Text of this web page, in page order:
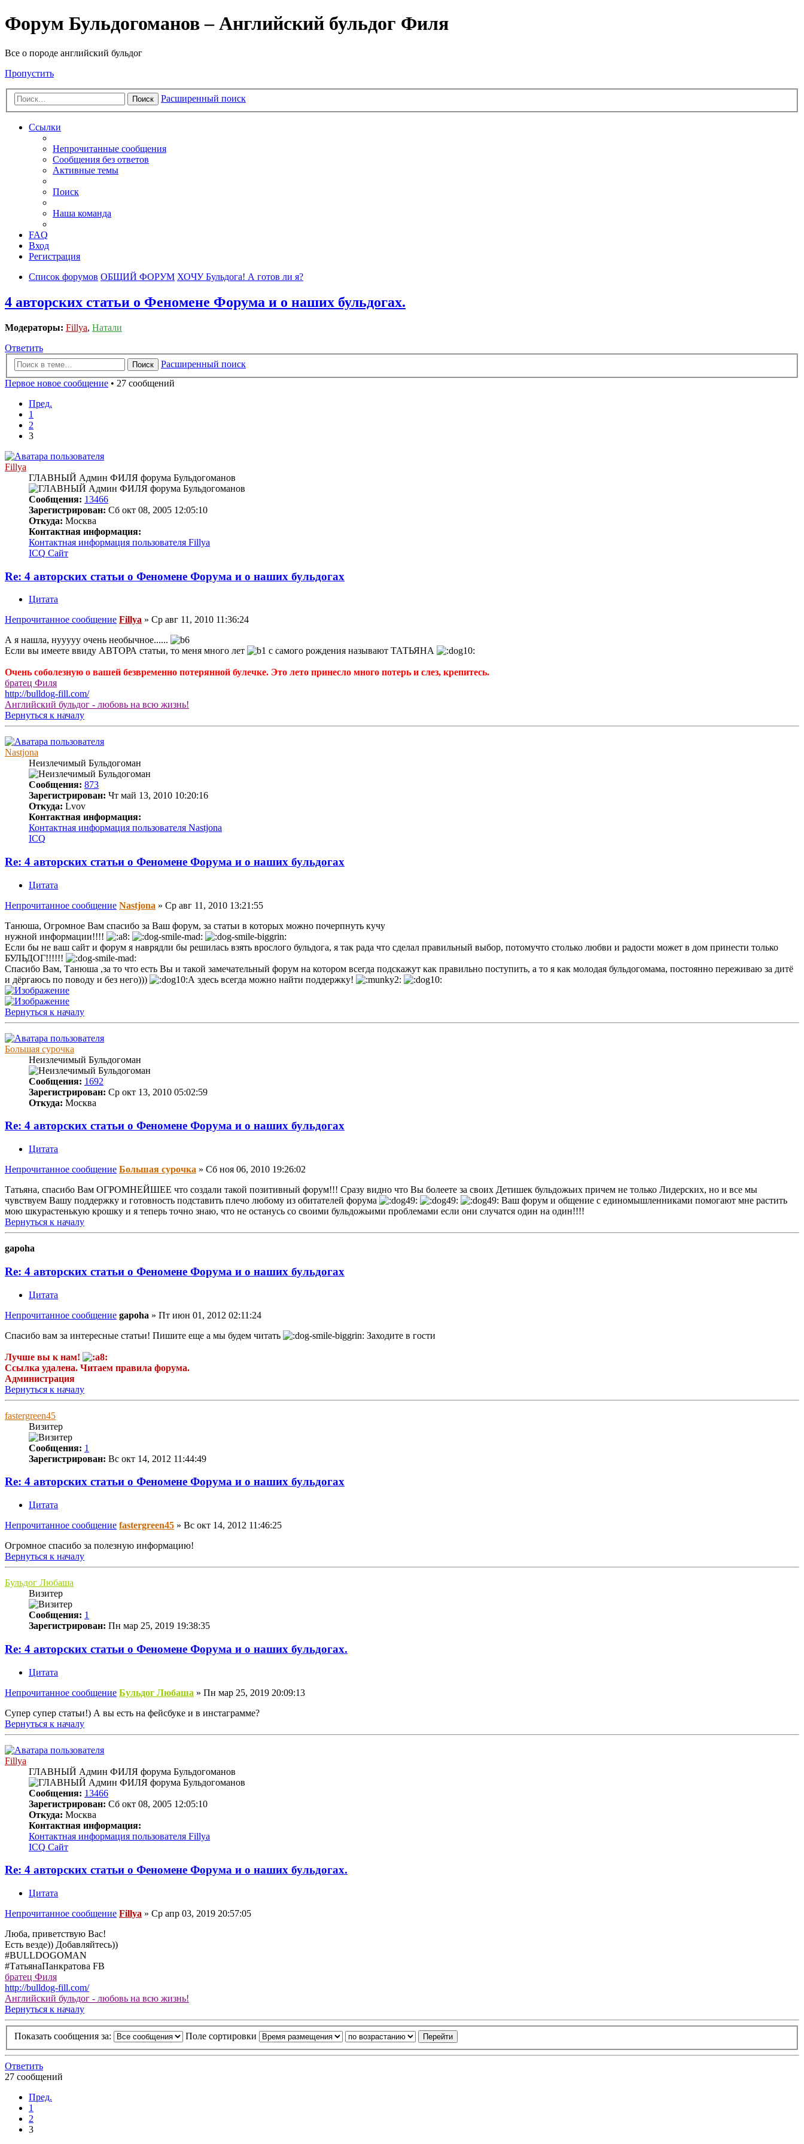
Форум Бульдогоманов – Английский бульдог Филя
Все о породе английский бульдог
Пропустить
Поиск Расширенный поиск
Ссылки
Непрочитанные сообщения
Сообщения без ответов
Активные темы
Поиск
Наша команда
FAQ
Вход
Регистрация
Список форумов ОБЩИЙ ФОРУМ ХОЧУ Бульдога! А готов ли я?
4 авторских статьи о Феномене Форума и о наших бульдогах.
Модераторы: Fillya, Натали
Ответить
Поиск
Расширенный поиск
Первое новое сообщение • 27 сообщений
Пред.
1
2
3
Fillya
ГЛАВНЫЙ Админ ФИЛЯ форума Бульдогоманов
Сообщения: 13466
Зарегистрирован: Сб окт 08, 2005 12:05:10
Откуда: Москва
Контактная информация:
Контактная информация пользователя Fillya
ICQ Сайт
Re: 4 авторских статьи о Феномене Форума и о наших бульдогах
Цитата
Непрочитанное сообщение Fillya » Ср авг 11, 2010 11:36:24
А я нашла, нууууу очень необычное......
Если вы имеете ввиду АВТОРА статьи, то меня много лет
с самого рождения называют ТАТЬЯНА
Очень соболезную о вашей безвременно потерянной булечке. Это лето принесло много потерь и слез, крепитесь.
братец Филя
http://bulldog-fill.com/
Английский бульдог - любовь на всю жизнь!
Вернуться к началу
Nastjona
Неизлечимый Бульдогоман
Сообщения: 873
Зарегистрирован: Чт май 13, 2010 10:20:16
Откуда: Lvov
Контактная информация:
Контактная информация пользователя Nastjona
ICQ
Re: 4 авторских статьи о Феномене Форума и о наших бульдогах
Цитата
Непрочитанное сообщение Nastjona » Ср авг 11, 2010 13:21:55
Танюша, Огромное Вам спасибо за Ваш форум, за статьи в которых можно почерпнуть кучу
нужной информации!!!!
Если бы не ваш сайт и форум я наврядли бы решилась взять врослого бульдога, я так рада что сделал правильный выбор, потомучто столько любви и радости может в дом принести только
БУЛЬДОГ!!!!!!
Спасибо Вам, Танюша ,за то что есть Вы и такой замечательный форум на котором всегда подскажут как правильно поступить, а то я как молодая бульдогомама, постоянно переживаю за дитё
и дёргаюсь по поводу и без него)))
А здесь всегда можно найти поддержку!
Вернуться к началу
Большая сурочка
Неизлечимый Бульдогоман
Сообщения: 1692
Зарегистрирован: Ср окт 13, 2010 05:02:59
Откуда: Москва
Re: 4 авторских статьи о Феномене Форума и о наших бульдогах
Цитата
Непрочитанное сообщение Большая сурочка » Сб ноя 06, 2010 19:26:02
Татьяна, спасибо Вам ОГРОМНЕЙШЕЕ что создали такой позитивный форум!!! Сразу видно что Вы болеете за своих Детишек бульдожьих причем не только Лидерских, но и все мы
чувствуем Вашу поддержку и готовность подставить плечо любому из обитателей форума
Ваш форум и общение с единомышленниками помогают мне растить
мою шкурастенькую крошку и я теперь точно знаю, что не останусь со своими бульдожьими проблемами если они случатся один на один!!!!
Вернуться к началу
gapoha
Re: 4 авторских статьи о Феномене Форума и о наших бульдогах
Цитата
Непрочитанное сообщение gapoha » Пт июн 01, 2012 02:11:24
Спасибо вам за интересные статьи! Пишите еще а мы будем читать
Заходите в гости
Лучше вы к нам!
Ссылка удалена. Читаем правила форума.
Администрация
Вернуться к началу
fastergreen45
Визитер
Сообщения: 1
Зарегистрирован: Вс окт 14, 2012 11:44:49
Re: 4 авторских статьи о Феномене Форума и о наших бульдогах
Цитата
Непрочитанное сообщение fastergreen45 » Вс окт 14, 2012 11:46:25
Огромное спасибо за полезную информацию!
Вернуться к началу
Бульдог Любаша
Визитер
Сообщения: 1
Зарегистрирован: Пн мар 25, 2019 19:38:35
Re: 4 авторских статьи о Феномене Форума и о наших бульдогах.
Цитата
Непрочитанное сообщение Бульдог Любаша » Пн мар 25, 2019 20:09:13
Супер супер статьи!) А вы есть на фейсбуке и в инстаграмме?
Вернуться к началу
Fillya
ГЛАВНЫЙ Админ ФИЛЯ форума Бульдогоманов
Сообщения: 13466
Зарегистрирован: Сб окт 08, 2005 12:05:10
Откуда: Москва
Контактная информация:
Контактная информация пользователя Fillya
ICQ Сайт
Re: 4 авторских статьи о Феномене Форума и о наших бульдогах.
Цитата
Непрочитанное сообщение Fillya » Ср апр 03, 2019 20:57:05
Люба, приветствую Вас!
Есть везде)) Добавляйтесь))
#BULLDOGOMAN
#ТатьянаПанкратова FB
братец Филя
http://bulldog-fill.com/
Английский бульдог - любовь на всю жизнь!
Вернуться к началу
Показать сообщения за: Поле сортировки
Ответить
27 сообщений
Пред.
1
2
3